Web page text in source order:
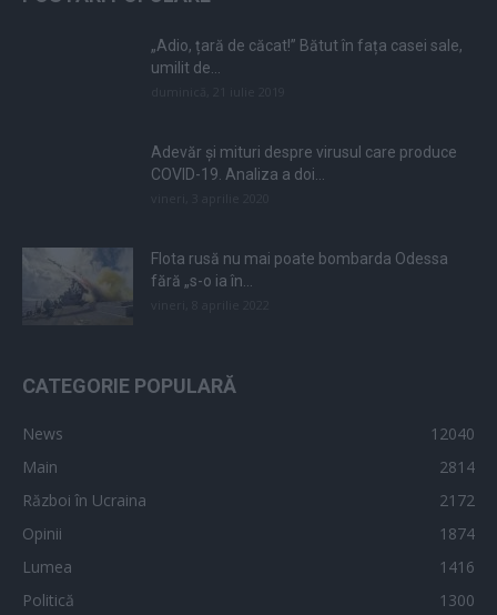
„Adio, țară de căcat!” Bătut în fața casei sale,
umilit de...
Adevăr și mituri despre virusul care produce
COVID-19. Analiza a doi...
Flota rusă nu mai poate bombarda Odessa
fără „s-o ia în...
CATEGORIE POPULARĂ
News
12040
Main
2814
Război în Ucraina
2172
Opinii
1874
Lumea
1416
Politică
1300